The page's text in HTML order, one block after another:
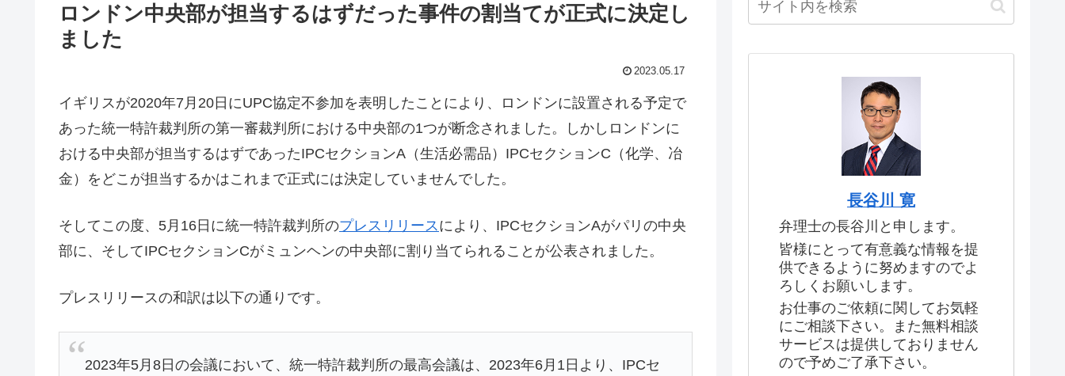
ロンドン中央部が担当するはずだった事件の割当てが正式に決定し
ました
2023.05.17
イギリスが2020年7月20日にUPC協定不参加を表明したことにより、ロンドンに設置される予定で
あった統一特許裁判所の第一審裁判所における中央部の1つが断念されました。しかしロンドンに
おける中央部が担当するはずであったIPCセクションA（生活必需品）IPCセクションC（化学、冶
金）をどこが担当するかはこれまで正式には決定していませんでした。
そしてこの度、5月16日に統一特許裁判所のプレスリリース により、IPCセクションAがパリの中央
部に、そしてIPCセクションCがミュンヘンの中央部に割り当てられることが公表されました。
プレスリリースの和訳は以下の通りです。
2023年5月8日の会議において、統一特許裁判所の最高会議は、2023年6月1日より、IPCセ
長谷川 寛
弁理士の長谷川と申します。
皆様にとって有意義な情報を提
供できるように努めますのでよ
ろしくお願いします。
お仕事のご依頼に関してお気軽
にご相談下さい。また無料相談
サービスは提供しておりません
ので予めご了承下さい。